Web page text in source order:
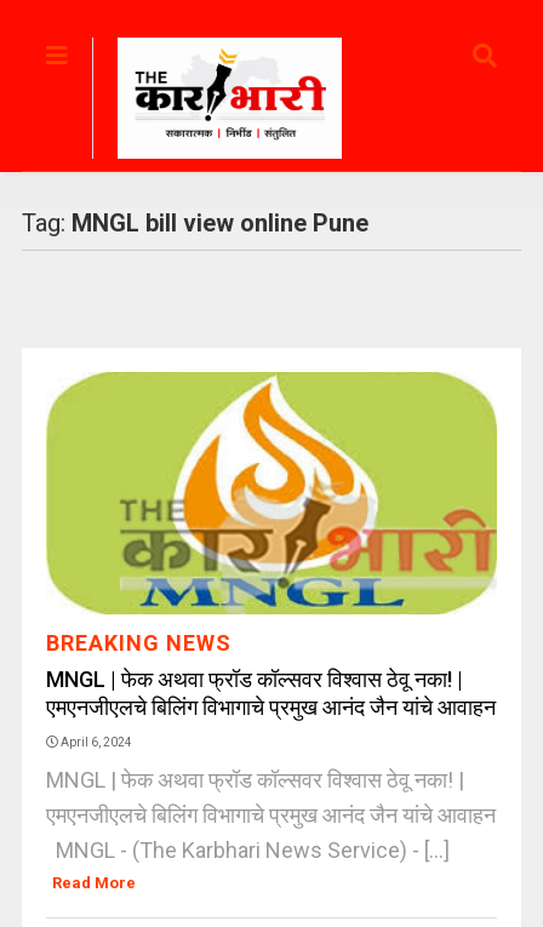
Tag: MNGL bill view online Pune
BREAKING NEWS
MNGL | फेक अथवा फ्रॉड कॉल्सवर विश्वास ठेवू नका! |
एमएनजीएलचे बिलिंग विभागाचे प्रमुख आनंद जैन यांचे आवाहन
April 6, 2024
MNGL | फेक अथवा फ्रॉड कॉल्सवर विश्वास ठेवू नका! |
एमएनजीएलचे बिलिंग विभागाचे प्रमुख आनंद जैन यांचे आवाहन
MNGL - (The Karbhari News Service) - [...]
Read More